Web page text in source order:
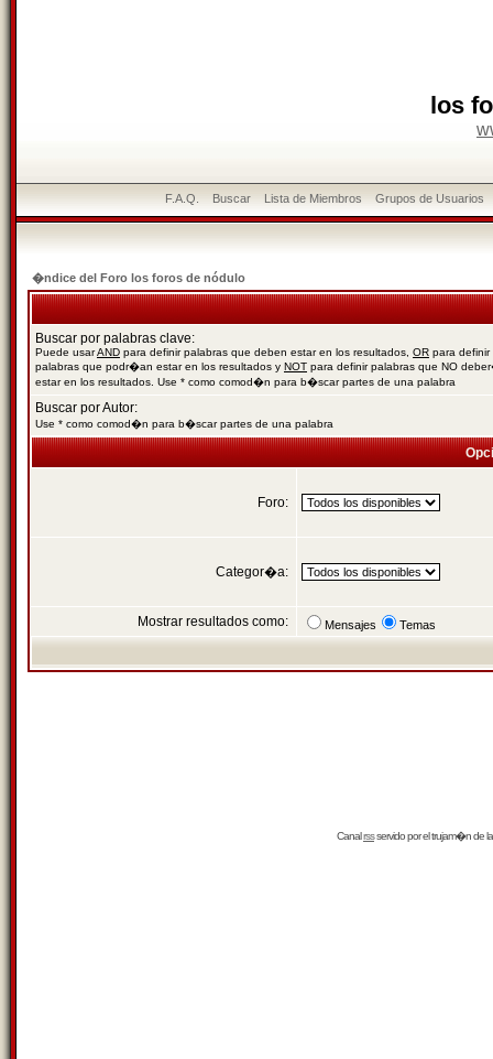
los
F.A.Q. Buscar Lista de Miembros Grupos de Usuarios
�ndice del Foro los foros de nódulo
Buscar por palabras clave:
Puede usarAND para definir palabras que deben estar en los resultados, OR para definir
palabras que podr�an estar en los resultados y NOT para definir palabras que NO
estar en los resultados. Use * como comod�n para b�scar partes de una palabra
Buscar por Autor:
Use * como comod�n para b�scar partes de una palabra
Foro:
Categor�a:
Mostrar resultados como: Mensajes Temas
Canalrssservido por eltrujam�nde